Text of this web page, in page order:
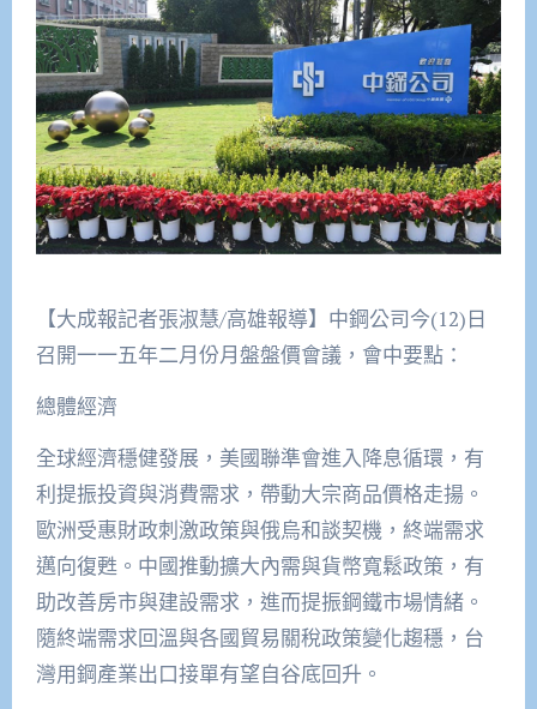
【大成報記者張淑慧/高雄報導】中鋼公司今(12)日
召開一一五年二月份月盤盤價會議，會中要點：
總體經濟
全球經濟穩健發展，美國聯準會進入降息循環，有
利提振投資與消費需求，帶動大宗商品價格走揚。
歐洲受惠財政刺激政策與俄烏和談契機，終端需求
邁向復甦。中國推動擴大內需與貨幣寬鬆政策，有
助改善房市與建設需求，進而提振鋼鐵市場情緒。
隨終端需求回溫與各國貿易關稅政策變化趨穩，台
灣用鋼產業出口接單有望自谷底回升。